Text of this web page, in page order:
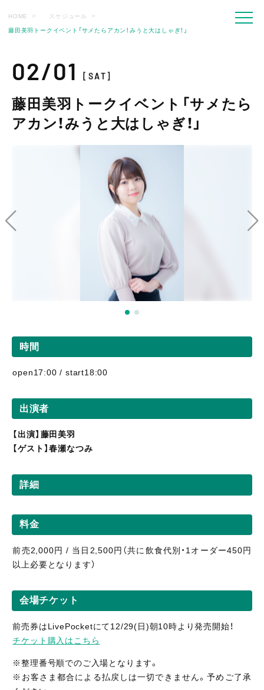
HOME スケジュール
藤田美羽トークイベント「サメたらアカン！みうと大はしゃぎ！」
02/01[SAT]
藤田美羽トークイベント「サメたら
アカン！みうと大はしゃぎ！」
時間
open17:00 / start18:00
出演者
【出演】藤田美羽
【ゲスト】春瀬なつみ
詳細
料金
前売2,000円 / 当日2,500円（共に飲食代別・1オーダー450円
以上必要となります）
会場チケット
前売券はLivePocketにて12/29(日)朝10時より発売開始！
チケット購入はこちら
※整理番号順でのご入場となります。
※お客さま都合による払戻しは一切できません。予めご了承